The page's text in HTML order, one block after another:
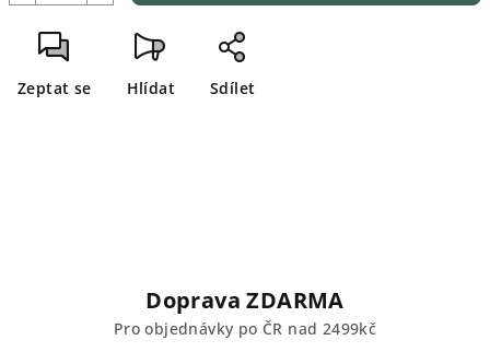
Zeptat se Hlídat Sdílet
Doprava ZDARMA
Pro objednávky po ČR nad 2499kč